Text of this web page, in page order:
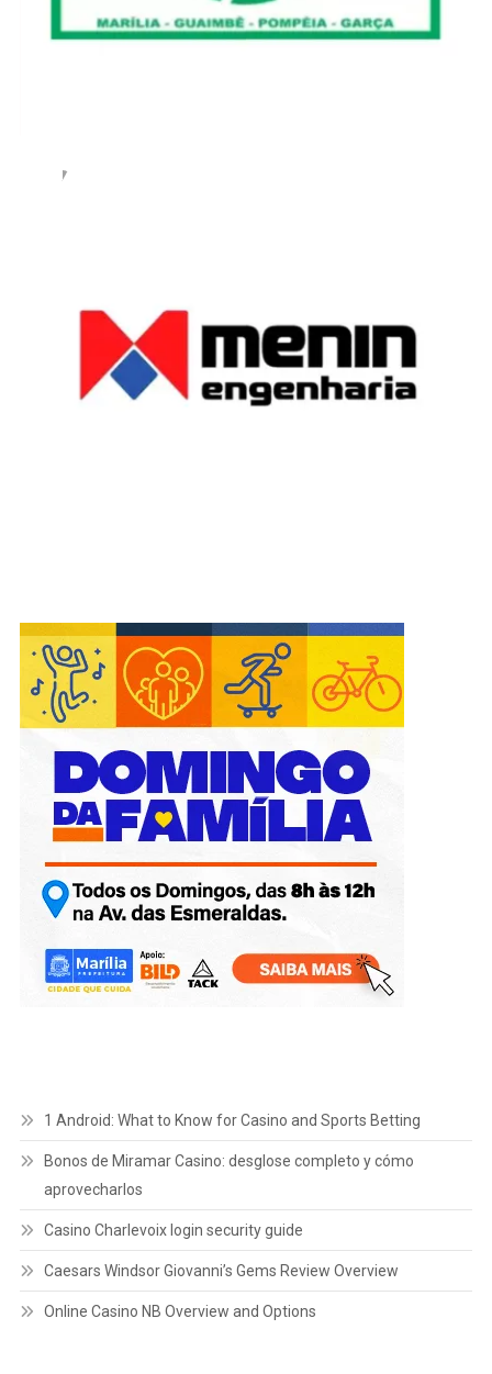
1 Android: What to Know for Casino and Sports Betting
Bonos de Miramar Casino: desglose completo y cómo
aprovecharlos
Casino Charlevoix login security guide
Caesars Windsor Giovanni’s Gems Review Overview
Online Casino NB Overview and Options